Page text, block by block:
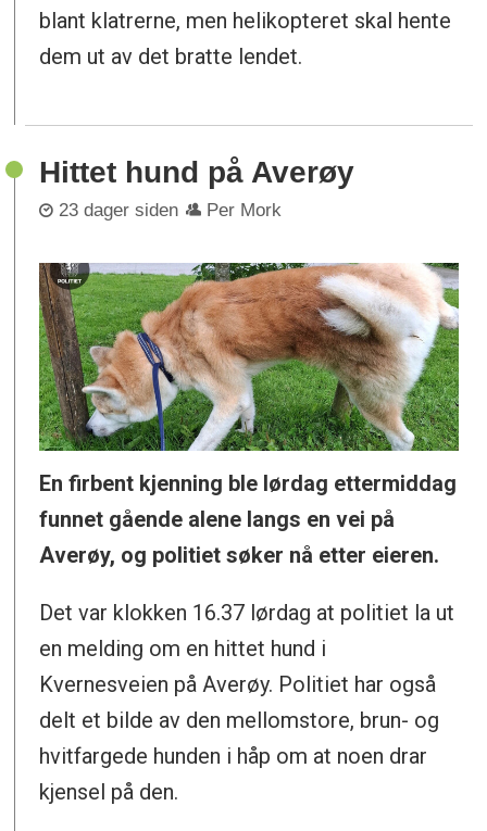
blant klatrerne, men helikopteret skal hente
dem ut av det bratte lendet.
Hittet hund på Averøy
23 dager siden Per Mork
En firbent kjenning ble lørdag ettermiddag
funnet gående alene langs en vei på
Averøy, og politiet søker nå etter eieren.
Det var klokken 16.37 lørdag at politiet la ut
en melding om en hittet hund i
Kvernesveien på Averøy. Politiet har også
delt et bilde av den mellomstore, brun- og
hvitfargede hunden i håp om at noen drar
kjensel på den.